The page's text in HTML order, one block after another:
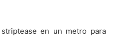
en un metro para